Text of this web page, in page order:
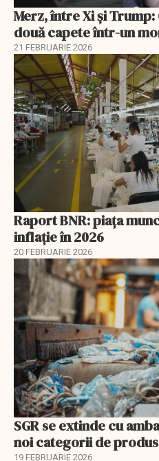
Merz, între Xi și Trump:
două capete într-un
21 FEBRUARIE 2026
Raport BNR: piața
inflație în 2026
20 FEBRUARIE 2026
SGR se extinde cu
noi categorii de
19 FEBRUARIE 2026